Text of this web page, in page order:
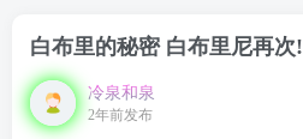
白布里的秘密 白布里尼再次!
冷泉和泉
2年前发布